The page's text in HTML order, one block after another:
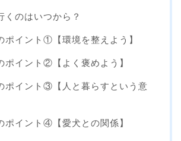
くのはいつから？
ポイント①【環境を整えよう】
ポイント②【よく褒めよう】
ポイント③【人と暮らすという意
ポイント④【愛犬との関係】